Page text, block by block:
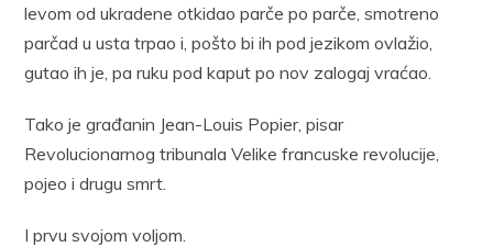
levom od ukradene otkidao parče po parče, smotreno
parčad u usta trpao i, pošto bi ih pod jezikom ovlažio,
gutao ih je, pa ruku pod kaput po nov zalogaj vraćao.
Tako je građanin Jean-Louis Popier, pisar
Revolucionarnog tribunala Velike francuske revolucije,
pojeo i drugu smrt.
I prvu svojom voljom.